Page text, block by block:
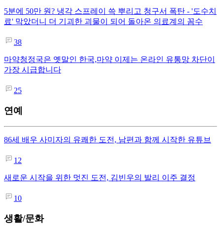
5분에 50만 원? 냉각 스프레이 쓱 뿌리고 청구서 폭탄 - '도수치
료' 막았더니 더 기괴한 괴물이 되어 돌아온 의료계의 꼼수
38
마약청정국은 옛말인 한국,마약 이제는 온라인 유통망 차단이
가장 시급합니다
25
연예
86세 배우 사미자의 유쾌한 도전, 남편과 함께 시작한 유튜브
12
새로운 시작을 위한 멋진 도전, 김빈우의 발리 이주 결정
10
생활/문화